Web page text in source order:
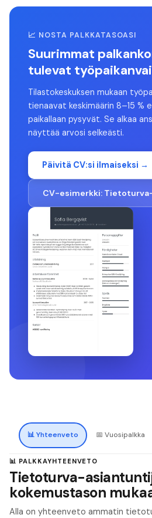
📈 NOSTA PALKKATASOASI
Suurimmat
tulevat
Tilastokeskuksen mukaan
tienaavat keskimäärin 8–15 %
paikallaan pysyvät. Se alkaa
näyttää arvosi selkeästi.
Päivitä CV:si ilmaiseksi →
CV-esimerkki:
📊Yhteenveto 📅 Vuosipalkka
📊 PALKKAYHTEENVETO
Tietoturva-
kokemustason
Alla on yhteenveto ammatin